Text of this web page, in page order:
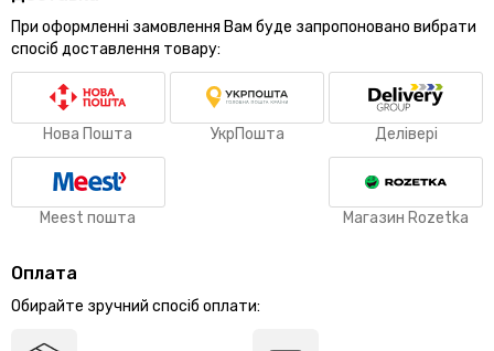
При оформленні замовлення Вам буде запропоновано вибрати
спосіб доставлення товару:
Нова Пошта УкрПошта Делівері
Meest пошта Магазин Rozetka
Оплата
Обирайте зручний спосіб оплати: